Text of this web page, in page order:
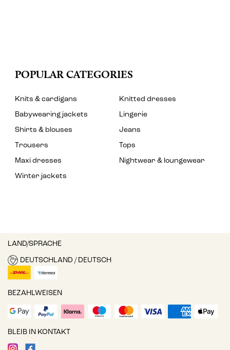
POPULAR CATEGORIES
Knits & cardigans
Knitted dresses
Babywearing jackets
Lingerie
Shirts & blouses
Jeans
Trousers
Tops
Maxi dresses
Nightwear & loungewear
Winter jackets
LAND/SPRACHE
DEUTSCHLAND / DEUTSCH
BEZAHLWEISEN
BLEIB IN KONTAKT